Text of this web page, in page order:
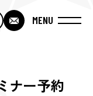
MENU
ナー予約